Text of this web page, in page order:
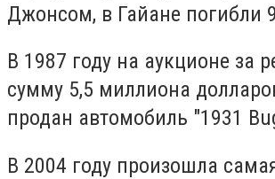
Джонсом, в Гайане погибли
В 1987 году на аукционе за
сумму 5,5 миллиона
продан автомобиль "1931
В 2004 году произошла